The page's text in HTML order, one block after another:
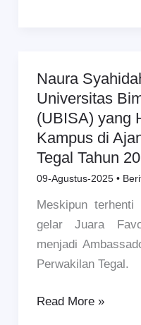
Naura
Universitas
(UBISA) yang
Kampus di
Tegal Tahun
09-Agustus-2025 •
Meskipun
gelar Juara
menjadi
Perwakilan Tegal.
Naura
Syahidah,
Mahasiswi
Universitas
Bima
Sakapenta
di
Read More »